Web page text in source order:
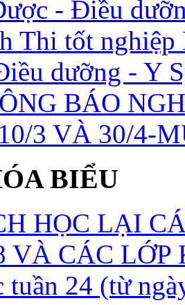
- Điều
Thi tốt
dưỡng - Y
BÁO
3 VÀ 30/4-
BIỂU
HỌC LẠI
VÀ CÁC LỚP
tuần 24 (từ